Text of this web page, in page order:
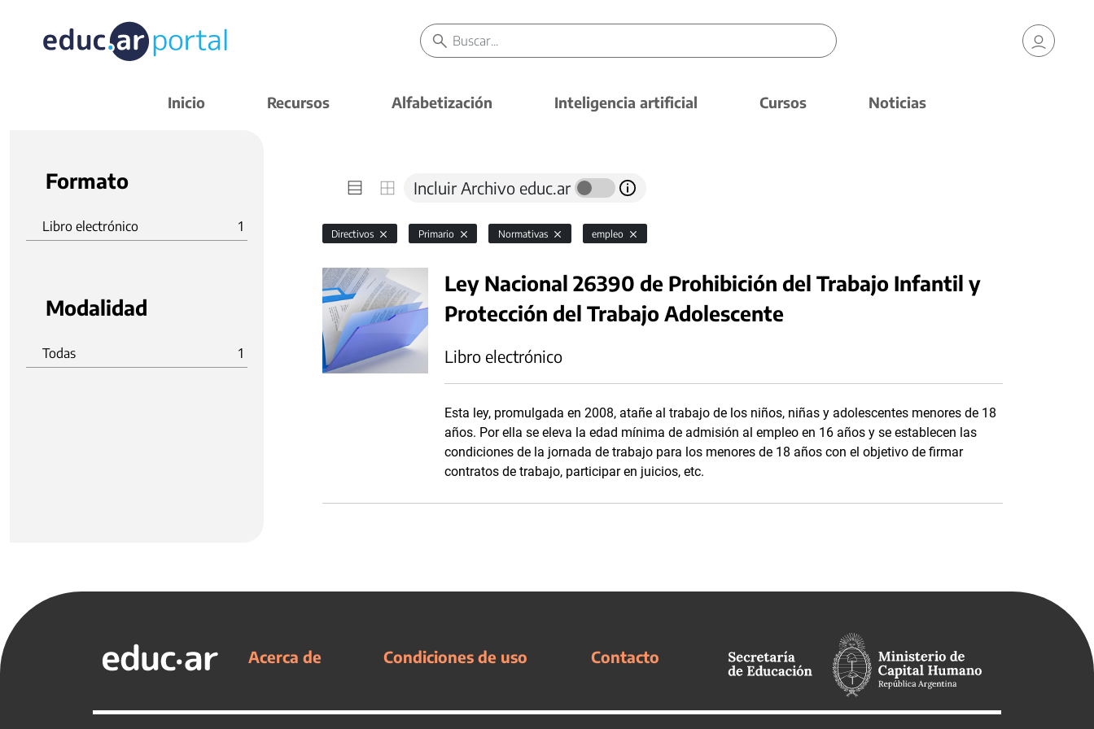
Inicio Recursos Alfabetización Inteligencia artificial Cursos Noticias
Formato
Libro electrónico 1
Modalidad
Todas 1
Incluir Archivo educ.ar
Directivos Primario Normativas empleo
Ley Nacional 26390 de Prohibición del Trabajo Infantil y
Protección del Trabajo Adolescente
Libro electrónico
Esta ley, promulgada en 2008, atañe al trabajo de los niños, niñas y adolescentes menores de 18
años. Por ella se eleva la edad mínima de admisión al empleo en 16 años y se establecen las
condiciones de la jornada de trabajo para los menores de 18 años con el objetivo de firmar
contratos de trabajo, participar en juicios, etc.
Acerca de Condiciones de uso Contacto